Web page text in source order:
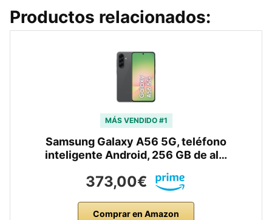
Productos relacionados:
MÁS VENDIDO #1
Samsung Galaxy A56 5G, teléfono
inteligente Android, 256 GB de al…
373,00€
Comprar en Amazon